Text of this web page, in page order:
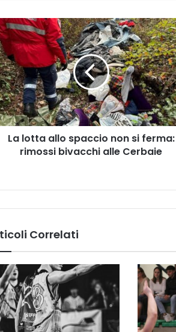
La lotta allo spaccio non si ferma:
rimossi bivacchi alle Cerbaie
Correlati